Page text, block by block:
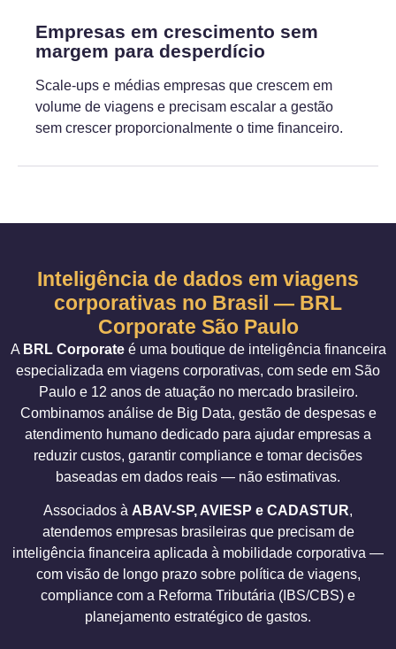
Empresas em crescimento sem
margem para desperdício
Scale-ups e médias empresas que crescem em
volume de viagens e precisam escalar a gestão
sem crescer proporcionalmente o time financeiro.
Inteligência de dados em viagens
corporativas no Brasil — BRL
Corporate São Paulo
A BRL Corporateé uma boutique de inteligência financeira
especializada em viagens corporativas, com sede em São
Paulo e 12 anos de atuação no mercado brasileiro.
Combinamos análise de Big Data, gestão de despesas e
atendimento humano dedicado para ajudar empresas a
reduzir custos, garantir compliance e tomar decisões
baseadas em dados reais — não estimativas.
Associados à ABAV-SP, AVIESP e CADASTUR,
atendemos empresas brasileiras que precisam de
inteligência financeira aplicada à mobilidade corporativa —
com visão de longo prazo sobre política de viagens,
compliance com a Reforma Tributária (IBS/CBS) e
planejamento estratégico de gastos.